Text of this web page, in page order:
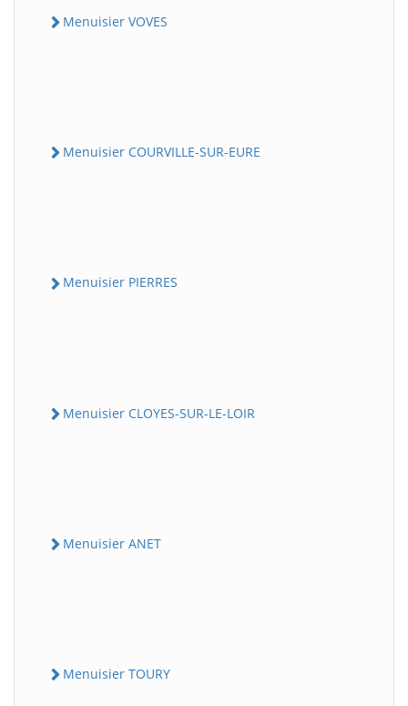
Menuisier VOVES
Menuisier COURVILLE-SUR-EURE
Menuisier PIERRES
Menuisier CLOYES-SUR-LE-LOIR
Menuisier ANET
Menuisier TOURY